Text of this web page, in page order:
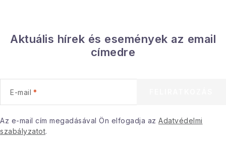
Aktuális hírek és események az email
címedre
E-mail
Az e-mail cím megadásával Ön elfogadja az Adatvédelmi
szabályzatot.